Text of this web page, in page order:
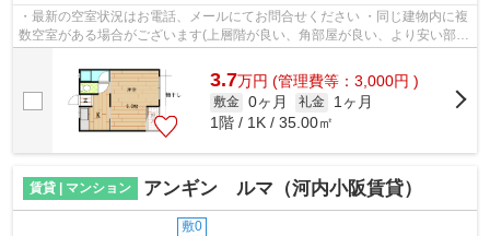
・最新の空室状況はお電話、メールにてお問合せください ・同じ建物内に複
数空室がある場合がございます(上層階が良い、角部屋が良い、より安い部屋
3.7万円 (管理費等：3,000円 )
敷金 0ヶ月 礼金
1ヶ月
1階 / 1K / 35.00㎡
賃貸 | マンション アンギン ルマ（河内小阪賃貸）
敷0